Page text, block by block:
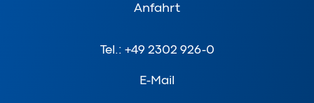
Anfahrt
Tel.: +49 2302 926-0
E-Mail